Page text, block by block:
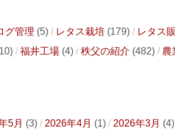
グ管理 (5) レタス栽培 (179) レタス
福井工場 (4) 秩父の紹介 (482) 農
5月 (3) 2026年4月 (1) 2026年3月 (4)